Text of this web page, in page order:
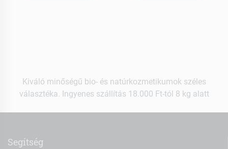
Kiváló minőségű bio- és natúrkozmetikumok széles
választéka. Ingyenes szállítás 18.000 Ft-tól 8 kg alatt
Segítség